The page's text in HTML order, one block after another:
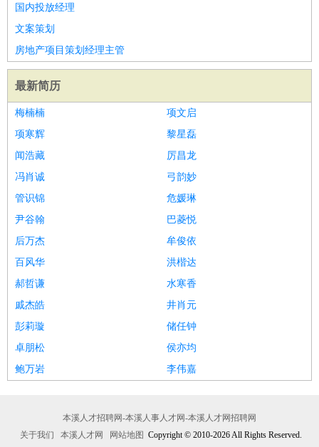
国内投放经理
文案策划
房地产项目策划经理主管
最新简历
梅楠楠
项文启
项寒辉
黎星磊
闻浩藏
厉昌龙
冯肖诚
弓韵妙
管识锦
危媛琳
尹谷翰
巴菱悦
后万杰
牟俊依
百风华
洪楷达
郝哲谦
水寒香
戚杰皓
井肖元
彭莉璇
储任钟
卓朋松
侯亦均
鲍万岩
李伟嘉
本溪人才招聘网-本溪人事人才网-本溪人才网招聘网
关于我们
本溪人才网 网站地图 Copyright © 2010-2026 All Rights Reserved.